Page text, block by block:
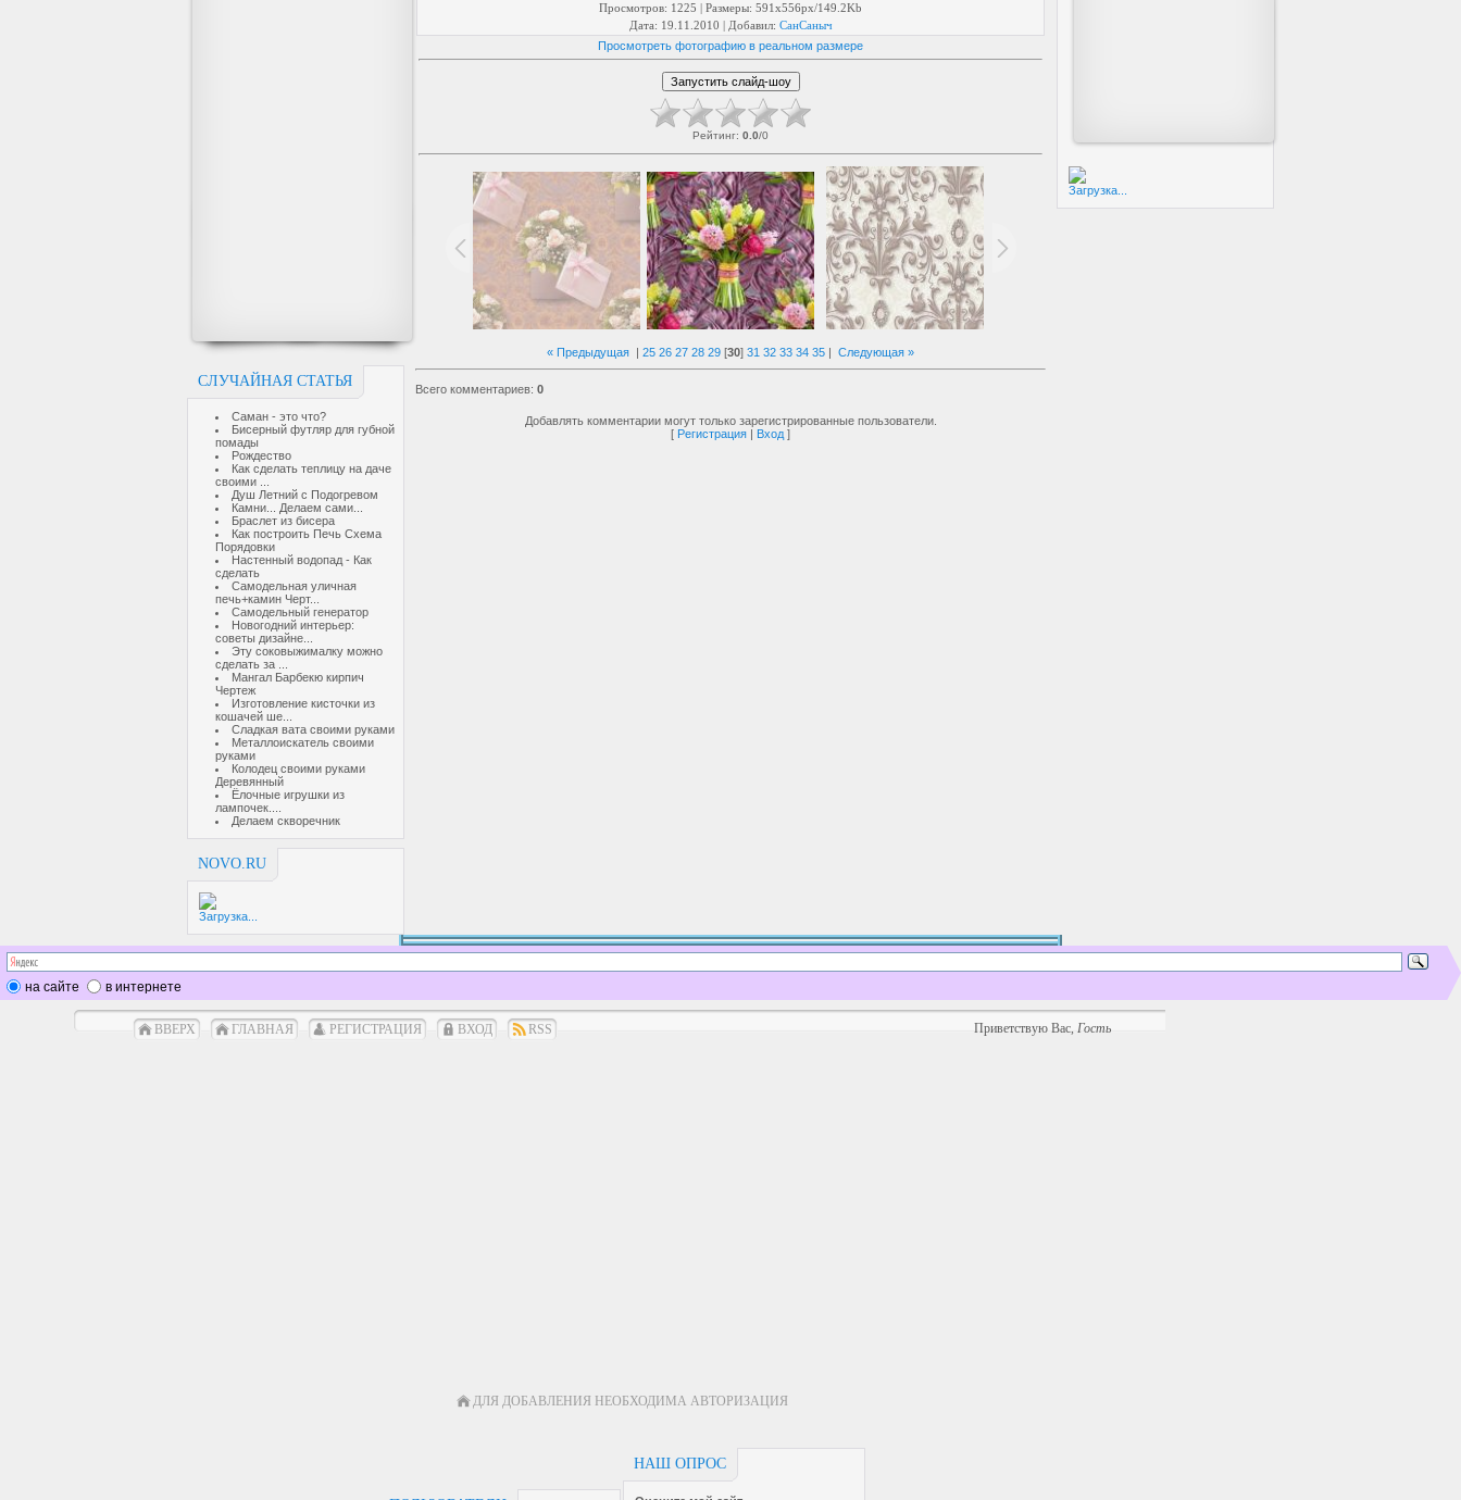
СЛУЧАЙНАЯ СТАТЬЯ
Саман - это что?
Бисерный футляр для губной
помады
Рождество
Как сделать теплицу на даче
своими ...
Душ Летний с Подогревом
Камни... Делаем сами...
Браслет из бисера
Как построить Печь Схема
Порядовки
Настенный водопад - Как
сделать
Самодельная уличная
печь+камин Черт...
Самодельный генератор
Новогодний интерьер:
советы дизайне...
Эту соковыжималку можно
сделать за ...
Мангал Барбекю кирпич
Чертеж
Изготовление кисточки из
кошачей ше...
Сладкая вата своими руками
Металлоискатель своими
руками
Колодец своими руками
Деревянный
Ёлочные игрушки из
лампочек....
Делаем скворечник
NOVO.RU
Загрузка...
Загрузка...
Просмотров: 1225 | Размеры: 591x556px/149.2Kb
Дата: 19.11.2010 | Добавил: СанСаныч
Просмотреть фотографию в реальном размере
Рейтинг: 0.0/0
« Предыдущая | 25 26 27 28 29 [30] 31 32 33 34 35 | Следующая »
Всего комментариев: 0
Добавлять комментарии могут только зарегистрированные пользователи.
[ Регистрация | Вход ]
на сайте в интернете
ВВЕРХ ГЛАВНАЯ РЕГИСТРАЦИЯ ВХОД RSS Приветствую Вас,Гость
ДЛЯ ДОБАВЛЕНИЯ НЕОБХОДИМА АВТОРИЗАЦИЯ
НАШ ОПРОС